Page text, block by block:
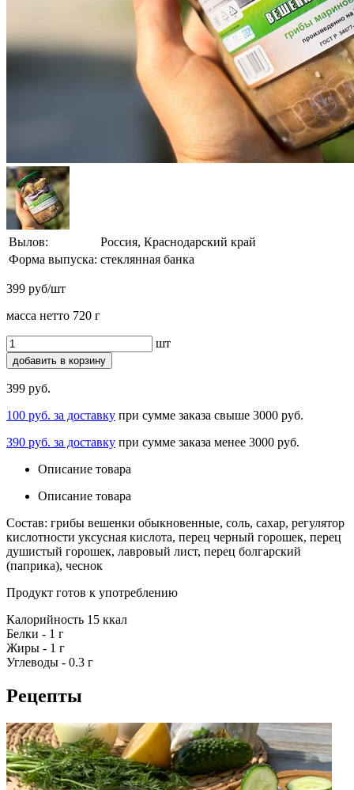
Вылов:
Россия, Краснодарский край
Форма выпуска: стеклянная банка
399 руб/шт
масса нетто 720 г
шт
добавить в корзину
399 руб.
100 руб. за доставку при сумме заказа свыше 3000 руб.
390 руб. за доставку при сумме заказа менее 3000 руб.
Описание товара
Описание товара
Состав: грибы вешенки обыкновенные, соль, сахар, регулятор
кислотности уксусная кислота, перец черный горошек, перец
душистый горошек, лавровый лист, перец болгарский
(паприка), чеснок
Продукт готов к употреблению
Калорийность 15 ккал
Белки - 1 г
Жиры - 1 г
Углеводы - 0.3 г
Рецепты